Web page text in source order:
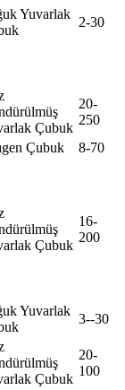
Yuvarlak
2-30
Çubuk
20-
250
Çubuk 8-70
Çubuk
16-
200
Yuvarlak
3--30
Çubuk
20-
100